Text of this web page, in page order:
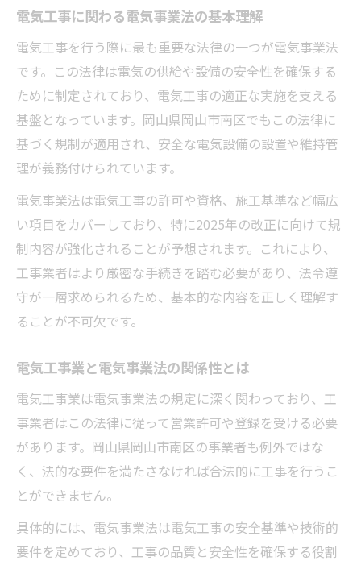
電気工事に関わる電気事業法の基本理解
電気工事を行う際に最も重要な法律の一つが電気事業法
です。この法律は電気の供給や設備の安全性を確保する
ために制定されており、電気工事の適正な実施を支える
基盤となっています。岡山県岡山市南区でもこの法律に
基づく規制が適用され、安全な電気設備の設置や維持管
理が義務付けられています。
電気事業法は電気工事の許可や資格、施工基準など幅広
い項目をカバーしており、特に2025年の改正に向けて規
制内容が強化されることが予想されます。これにより、
工事業者はより厳密な手続きを踏む必要があり、法令遵
守が一層求められるため、基本的な内容を正しく理解す
ることが不可欠です。
電気工事業と電気事業法の関係性とは
電気工事業は電気事業法の規定に深く関わっており、工
事業者はこの法律に従って営業許可や登録を受ける必要
があります。岡山県岡山市南区の事業者も例外ではな
く、法的な要件を満たさなければ合法的に工事を行うこ
とができません。
具体的には、電気事業法は電気工事の安全基準や技術的
要件を定めており、工事の品質と安全性を確保する役割